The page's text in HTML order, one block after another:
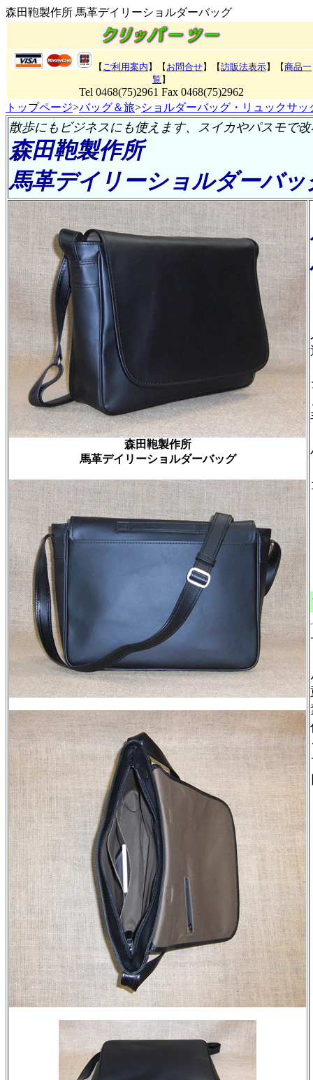
森田鞄製作所 馬革デイリーショルダーバッグ
【 ご利用案内 】【 お問合せ】【訪販法表示】【商品一
覧 】
Tel 0468(75)2961 Fax 0468(75)2962
トップページ>バッグ＆旅>ショルダーバッグ・リュックサ
散歩にもビジネスにも使えます、スイカやパスモで
森田鞄製作所
馬革デイリーショルダーバッ
森田鞄製作所
馬革デイリーショルダーバッグ